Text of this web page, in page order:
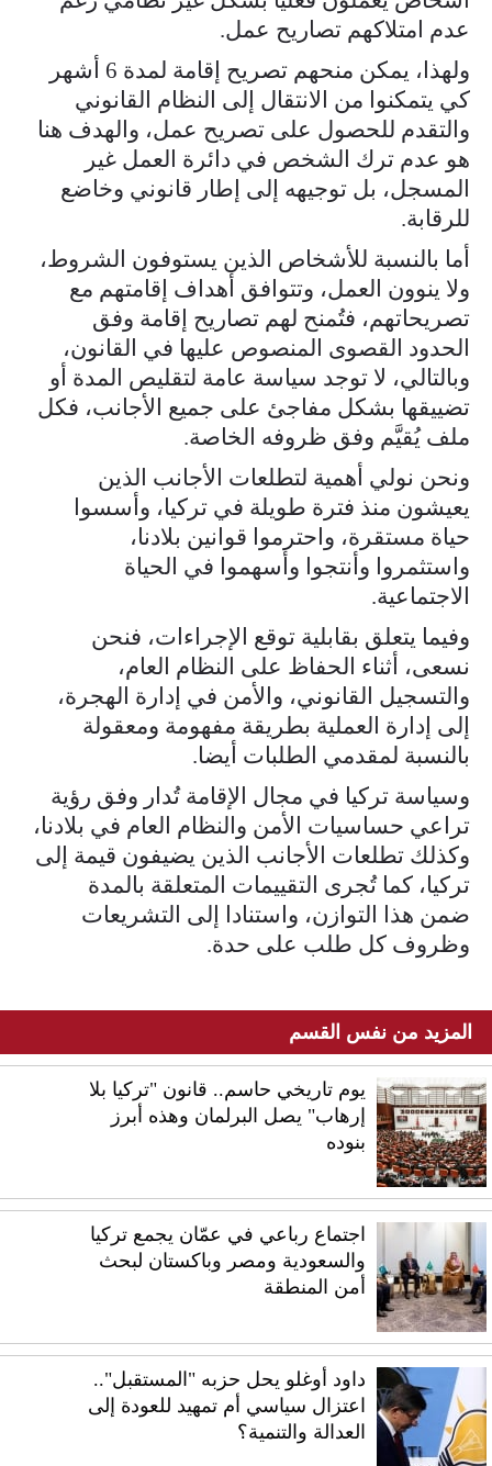
عدم امتلاكهم تصاريح عمل.
ولهذا، يمكن منحهم تصريح إقامة لمدة 6 أشهر
كي يتمكنوا من الانتقال إلى النظام القانوني
والتقدم للحصول على تصريح عمل، والهدف هنا
هو عدم ترك الشخص في دائرة العمل غير
المسجل، بل توجيهه إلى إطار قانوني وخاضع
للرقابة.
أما بالنسبة للأشخاص الذين يستوفون الشروط،
ولا ينوون العمل، وتتوافق أهداف إقامتهم مع
تصريحاتهم، فتُمنح لهم تصاريح إقامة وفق
الحدود القصوى المنصوص عليها في القانون،
وبالتالي، لا توجد سياسة عامة لتقليص المدة أو
تضييقها بشكل مفاجئ على جميع الأجانب، فكل
ملف يُقيَّم وفق ظروفه الخاصة.
ونحن نولي أهمية لتطلعات الأجانب الذين
يعيشون منذ فترة طويلة في تركيا، وأسسوا
حياة مستقرة، واحترموا قوانين بلادنا،
واستثمروا وأنتجوا وأسهموا في الحياة
الاجتماعية.
وفيما يتعلق بقابلية توقع الإجراءات، فنحن
نسعى، أثناء الحفاظ على النظام العام،
والتسجيل القانوني، والأمن في إدارة الهجرة،
إلى إدارة العملية بطريقة مفهومة ومعقولة
بالنسبة لمقدمي الطلبات أيضا.
وسياسة تركيا في مجال الإقامة تُدار وفق رؤية
تراعي حساسيات الأمن والنظام العام في بلادنا،
وكذلك تطلعات الأجانب الذين يضيفون قيمة إلى
تركيا، كما تُجرى التقييمات المتعلقة بالمدة
ضمن هذا التوازن، واستنادا إلى التشريعات
وظروف كل طلب على حدة.
المزيد من نفس القسم
يوم تاريخي حاسم.. قانون "تركيا بلا
إرهاب" يصل البرلمان وهذه أبرز
بنوده
اجتماع رباعي في عمّان يجمع تركيا
والسعودية ومصر وباكستان لبحث
أمن المنطقة
داود أوغلو يحل حزبه "المستقبل"..
اعتزال سياسي أم تمهيد للعودة إلى
العدالة والتنمية؟